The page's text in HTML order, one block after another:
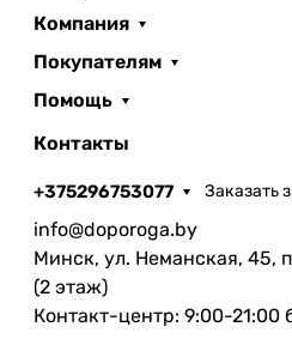
Компания
Покупателям
Помощь
Контакты
+375296753077 Заказать
info@doporoga.by
Минск, ул. Неманская, 45,
(2 этаж)
Контакт-центр: 9:00-21:00